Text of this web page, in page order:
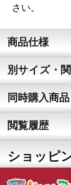
さい。
商品仕様
別サイズ・
同時購入商品
閲覧履歴
ショッピ